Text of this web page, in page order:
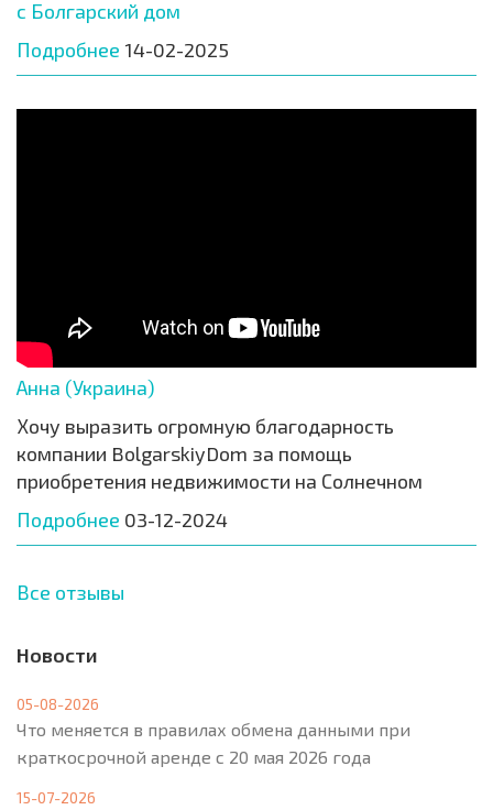
с Болгарский дом
Подробнее 14-02-2025
Анна (Украина)
Хочу выразить огромную благодарность
компании BolgarskiyDom за помощь
приобретения недвижимости на Солнечном
Подробнее 03-12-2024
Все отзывы
Новости
05-08-2026
Что меняется в правилах обмена данными при
краткосрочной аренде с 20 мая 2026 года
15-07-2026